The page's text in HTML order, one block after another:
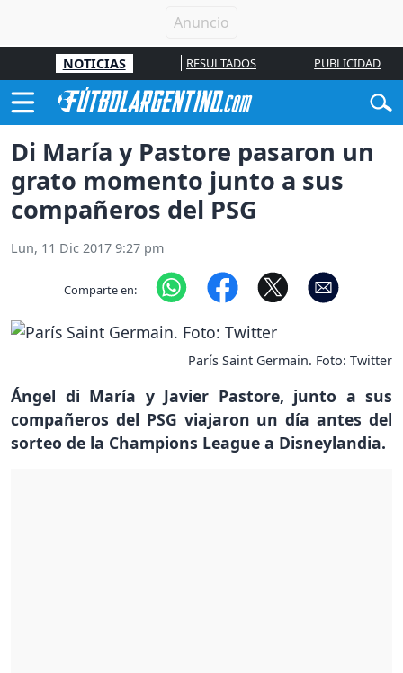
NOTICIAS RESULTADOS PUBLICIDAD
Di María y Pastore pasaron un
grato momento junto a sus
compañeros del PSG
Lun, 11 Dic 2017 9:27 pm
Comparte en:
París Saint Germain. Foto: Twitter
Ángel di María y Javier Pastore, junto a sus
compañeros del PSG viajaron un día antes del
sorteo de la Champions League a Disneylandia.